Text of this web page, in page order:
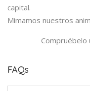
capital.
Mimamos nuestros
Compruébelo
FAQs